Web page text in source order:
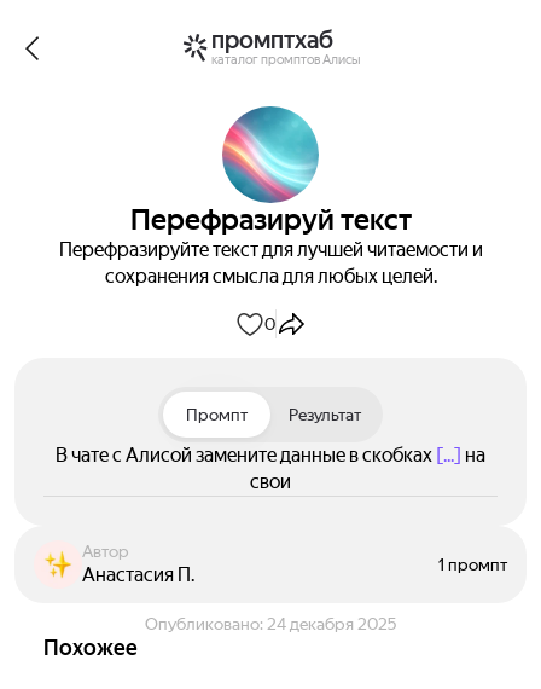
промптхаб
каталог промптов Алисы
Перефразируй текст
Перефразируйте текст для лучшей читаемости и
сохранения смысла для любых целей.
0
Промпт Результат
В чате с Алисой замените данные в скобках [...] на
свои
Автор
Анастасия П. 1 промпт
Опубликовано: 24 декабря 2025
Похожее